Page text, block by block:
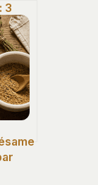
3
et le